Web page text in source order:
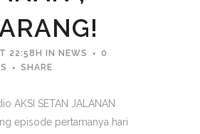
22:58H IN NEWS
0
SHARE
AKSI SETAN JALANAN
episode pertamanya hari